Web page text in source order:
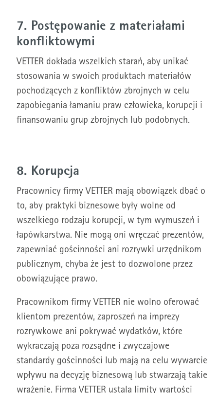
7. Postępowanie z materiałami
konfliktowymi
VETTER dokłada wszelkich starań, aby unikać
stosowania w swoich produktach materiałów
pochodzących z konfliktów zbrojnych w celu
zapobiegania łamaniu praw człowieka, korupcji i
finansowaniu grup zbrojnych lub podobnych.
8. Korupcja
Pracownicy firmy VETTER mają obowiązek dbać o
to, aby praktyki biznesowe były wolne od
wszelkiego rodzaju korupcji, w tym wymuszeń i
łapówkarstwa. Nie mogą oni wręczać prezentów,
zapewniać gościnności ani rozrywki urzędnikom
publicznym, chyba że jest to dozwolone przez
obowiązujące prawo.
Pracownikom firmy VETTER nie wolno oferować
klientom prezentów, zaproszeń na imprezy
rozrywkowe ani pokrywać wydatków, które
wykraczają poza rozsądne i zwyczajowe
standardy gościnności lub mają na celu wywarcie
wpływu na decyzję biznesową lub stwarzają takie
wrażenie. Firma VETTER ustala limity wartości